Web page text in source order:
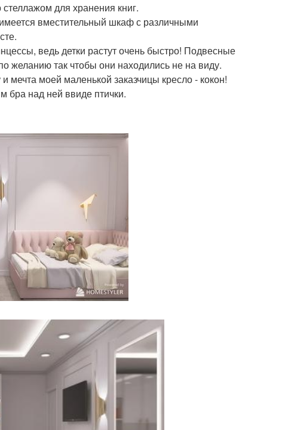
для хранения книг.
вместительный шкаф с различными
ведь детки растут очень быстро! Подвесные
желанию так чтобы они находились не на виду.
мечта моей маленькой заказчицы кресло - кокон!
бра над ней ввиде птички.